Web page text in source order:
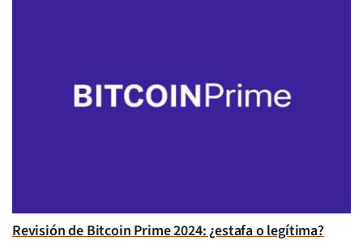
Revisión de Bitcoin Prime 2024: ¿estafa o legítima?